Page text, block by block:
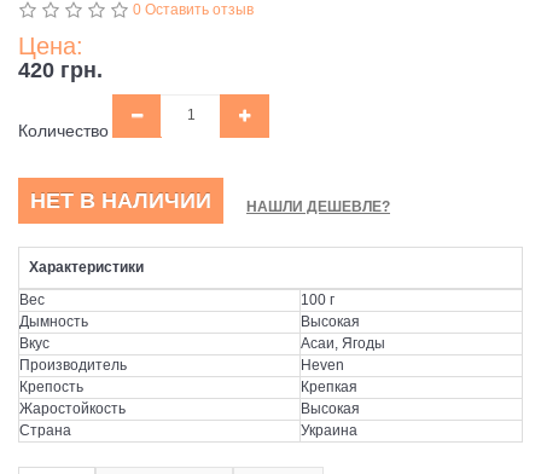
0 Оставить отзыв
Цена:
420 грн.
Количество
НЕТ В НАЛИЧИИ НАШЛИ ДЕШЕВЛЕ?
Характеристики
Вес
100 г
Дымность
Высокая
Вкус
Асаи, Ягоды
Производитель
Heven
Крепость
Крепкая
Жаростойкость
Высокая
Страна
Украина